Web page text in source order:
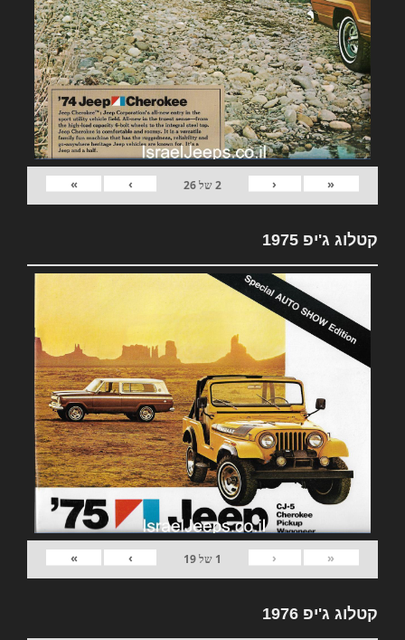
«
‹
2של26
›
»
קטלוג ג'יפ 1975
«
‹
1 של19
›
»
קטלוג ג'יפ 1976